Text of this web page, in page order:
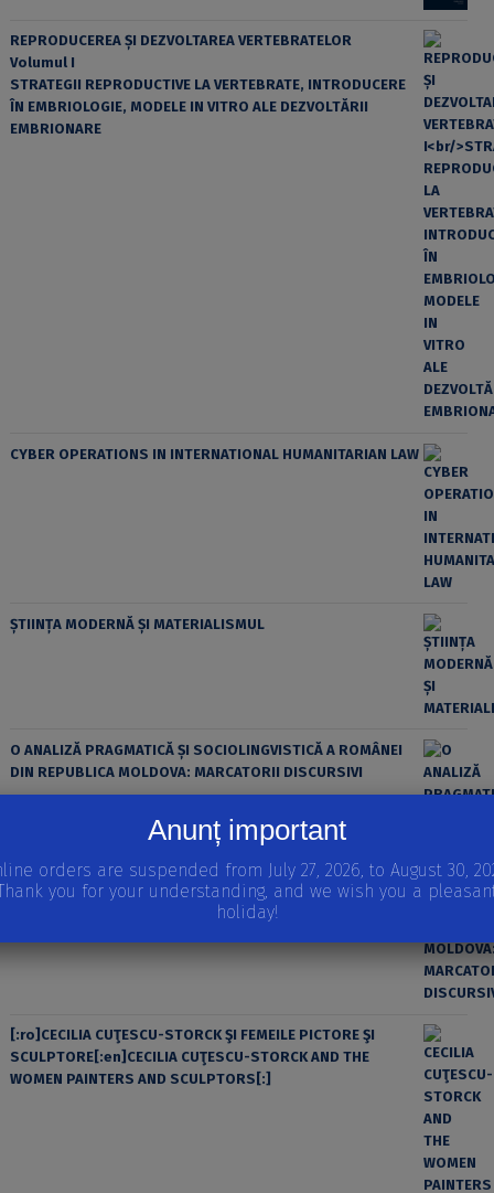
REPRODUCEREA ȘI DEZVOLTAREA VERTEBRATELOR
Volumul I
STRATEGII REPRODUCTIVE LA VERTEBRATE, INTRODUCERE
ÎN EMBRIOLOGIE, MODELE IN VITRO ALE DEZVOLTĂRII
EMBRIONARE
CYBER OPERATIONS IN INTERNATIONAL HUMANITARIAN LAW
ȘTIINȚA MODERNĂ ȘI MATERIALISMUL
O ANALIZĂ PRAGMATICĂ ȘI SOCIOLINGVISTICĂ A ROMÂNEI
DIN REPUBLICA MOLDOVA: MARCATORII DISCURSIVI
[:ro]CECILIA CUŢESCU-STORCK ŞI FEMEILE PICTORE ŞI
SCULPTORE[:en]CECILIA CUŢESCU-STORCK AND THE
WOMEN PAINTERS AND SCULPTORS[:]
Anunț important
orders are suspended from July 27, 2026, to August 30,
you for your understanding, and we wish you a
holiday!